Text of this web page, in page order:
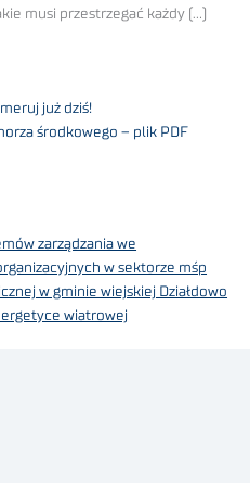
musi przestrzegać każdy (…)
już dziś!
środkowego – plik PDF
zarządzania we
w sektorze mśp
w gminie wiejskiej Działdowo
wiatrowej